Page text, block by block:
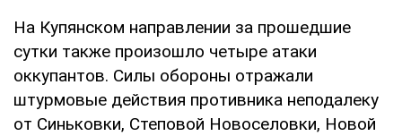
На Купянском направлении за прошедшие
сутки также произошло четыре атаки
оккупантов. Силы обороны отражали
штурмовые действия противника неподалеку
от Синьковки, Степовой Новоселовки, Новой